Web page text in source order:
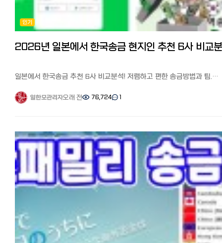
입국관리국(뉴칸)으로 갑니다. 준비물: 증명사진(4x3cm), 여권, 재류카드
현장 스케치: 아침 일찍 갔는데도 대기 번호가 100번대... 서류를 접수하
나면 '접수표'를 줍니다. 이제부터는 짧게는 1개월, 길게는 3개월의 기다
시작됩니다.
5. 대망의 결과 발표! 어느 날 우편함에 도착한 엽서 한 장. '수수료
✅ 신청 전 필수 체크리스트 (요약) 구분 주요 내용 : 법적 조건 한국/일본
양국 혼인신고 완료 (호적등본 기재 필수) 핵심 서류 : 질문서(교제 경위
사진(본인 및 가족), 신원보증서, 경제력 증명 배우자의 주민세 과세/납세
안 맞으면 추가 서류 요청이 오거나 거절될 수 있으니 솔직하고 꼼꼼하게
적는 게 최고예요. 일본에서의 새 출발을 준비하는 모든 일한모 회원분들,
파이팅입니다!
인기
일본에서 한국송금 추천 6사 비교분석! 저렴하고 편한 송금방법과 팁.
일본에서 고군분투하며 일본 한국인 커뮤니티 '일본 한국인 모임
(페이스북)'과 '일한모 사이트'를 운영하고 있는 관리자입니다. 일본에
어느 송금을 써야할지 고민스러운 부분입니다.
저는 일본 와서 한국갈 때마다 현금을 가져가서 현지 은행이나 명동
환전소에서 환전하거나(환전은 해당 국가에서 하는 것이 유리한 것으로
들었습니다), 최근에 와서야 부양자 공제를 위해서 다양한 송금서비스를
이용해봤는데요,,
일본 거주 한국인 추천이 많은 인터넷 송금 와이즈, 월드패밀리송금,
신한은행 계열인 SBJ은행 송금, 코인샷, 그리고 신오쿠보 송금업체까지,
서비스간 장단점을 비교하였습니다. 일한모 한정 수수료 할인 쿠폰도
◆와이즈(구 트랜스퍼와이즈):
추천이 많아 사용해봤습니다. 최근에 트랜스퍼와이즈에서 와이즈로 이
일한모관리자오래 전 76,724 1